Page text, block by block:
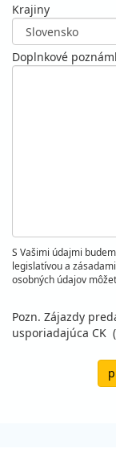
Krajiny
Doplnkové
S Vašimi údajmi
legislatívou a zásadami
osobných údajov
Pozn. Zájazdy
usporiadajúca CK